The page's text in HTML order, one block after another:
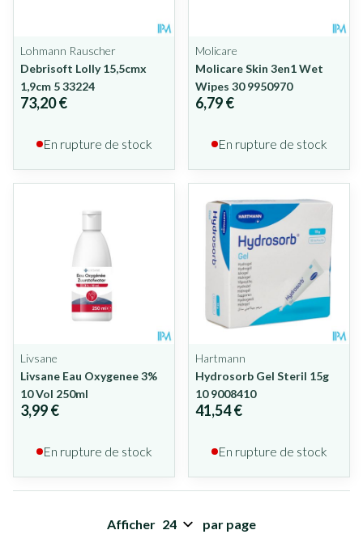
Lohmann Rauscher
Debrisoft Lolly 15,5cmx
1,9cm 5 33224
73,20 €
En rupture de stock
Molicare
Molicare Skin 3en1 Wet
Wipes 30 9950970
6,79 €
En rupture de stock
Livsane
Livsane Eau Oxygenee 3%
10 Vol 250ml
3,99 €
En rupture de stock
Hartmann
Hydrosorb Gel Steril 15g
10 9008410
41,54 €
En rupture de stock
Afficher par page